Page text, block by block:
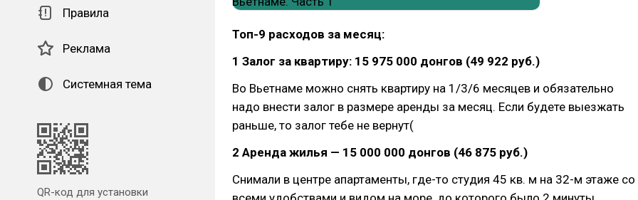
Правила
Реклама
Системная тема
QR-код для установки
Топ-9 расходов за месяц:
1 Залог за квартиру: 15 975 000 донгов (49 922 руб.)
Во Вьетнаме можно снять квартиру на 1/3/6 месяцев и обязательно
надо внести залог в размере аренды за месяц. Если будете выезжать
раньше, то залог тебе не вернут(
2 Аренда жилья — 15 000 000 донгов (46 875 руб.)
Снимали в центре апартаменты, где-то студия 45 кв. м на 32-м этаже со